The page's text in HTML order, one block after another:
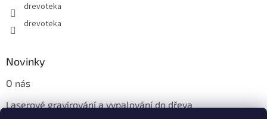
drevoteka
drevoteka
Novinky
O nás
Laserové gravírování a vypalování do dřeva